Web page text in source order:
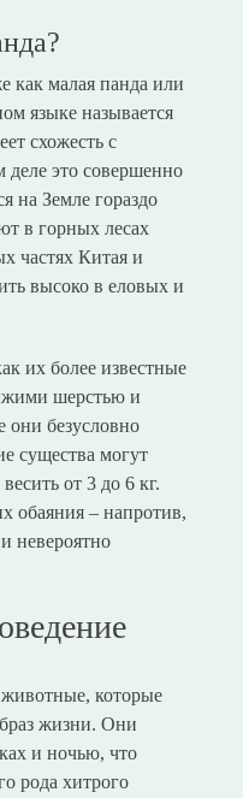
как малая панда или
языке называется
схожесть с
это совершенно
на Земле гораздо
в горных лесах
частях Китая и
высоко в еловых и
их более известные
шерстью и
они безусловно
существа могут
от 3 до 6 кг.
обаяния – напротив,
невероятно
которые
жизни. Они
и ночью, что
рода хитрого